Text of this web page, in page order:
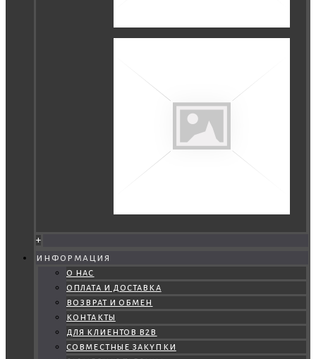
+
информация
о нас
оплата и доставка
возврат и обмен
контакты
для клиентов b2b
совместные закупки